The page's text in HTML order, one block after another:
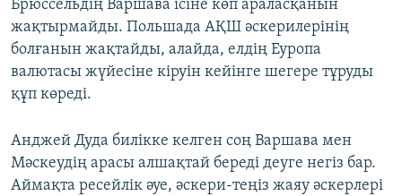
Брюссельдің Варшава ісіне көп араласқанын
жақтырмайды. Польшада АҚШ әскерилерінің
болғанын жақтайды, алайда, елдің Еуропа
валютасы жүйесіне кіруін кейінге шегере тұруды
құп көреді.
Анджей Дуда билікке келген соң Варшава мен
Мәскеудің арасы алшақтай береді деуге негіз бар.
Аймақта ресейлік әуе, әскери-теңіз жаяу әскерлері